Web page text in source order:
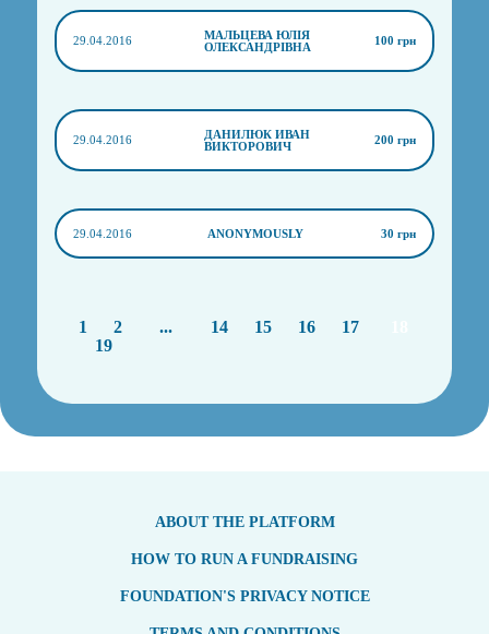
29.04.2016
МАЛЬЦЕВА ЮЛІЯ
ОЛЕКСАНДРІВНА
100 грн
29.04.2016
ДАНИЛЮК ИВАН
ВИКТОРОВИЧ
200 грн
29.04.2016 ANONYMOUSLY 30 грн
1 2 ... 14 15 16 17
19
ABOUT THE PLATFORM
HOW TO RUN A FUNDRAISING
FOUNDATION'S PRIVACY NOTICE